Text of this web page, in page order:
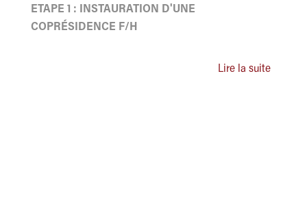
ETAPE 1 : INSTAURATION D'UNE
COPRÉSIDENCE F/H
Lire la suite